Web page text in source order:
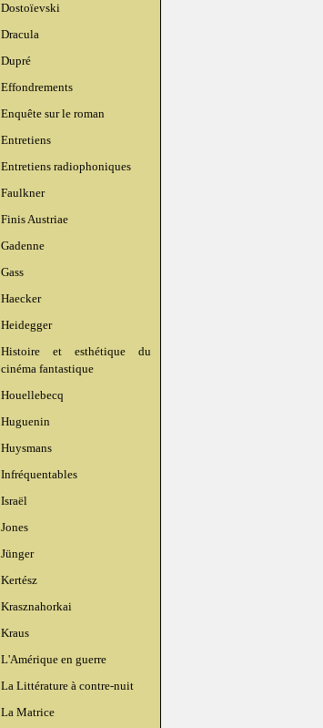
Dostoïevski
Dracula
Dupré
Effondrements
Enquête sur le roman
Entretiens
Entretiens radiophoniques
Faulkner
Finis Austriae
Gadenne
Gass
Haecker
Heidegger
Histoire et esthétique du
cinéma fantastique
Houellebecq
Huguenin
Huysmans
Infréquentables
Israël
Jones
Jünger
Kertész
Krasznahorkai
Kraus
L'Amérique en guerre
La Littérature à contre-nuit
La Matrice